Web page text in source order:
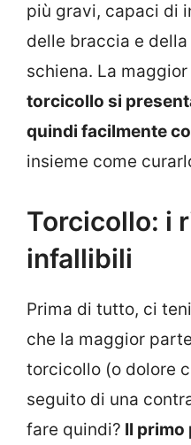
più gravi, capaci di
delle braccia e
schiena. La
torcicollo si
quindi facilmente
insieme come
Torcicollo: i
infallibili
Prima di tutto, ci
che la maggior
torcicollo (o dolore
seguito di una
fare quindi? Il primo